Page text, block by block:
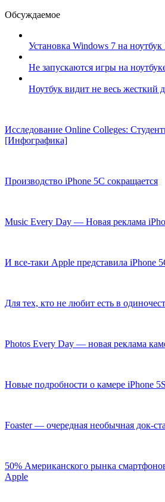
Обсуждаемое
Установка Windows 7 на ноутбук
Не запускаются игры на
Ноутбук видит не весь жесткий
Исследование Online Colleges:
[Инфографика]
Производство iPhone 5C сокращается
Music Every Day — Новая реклама
И все-таки Apple представила iPhone
Для тех, кто не любит есть в
Photos Every Day — новая реклама
Новые подробности о камере iPhone 5S
Foaster — очередная необычная док-
50% Американского рынка
Apple